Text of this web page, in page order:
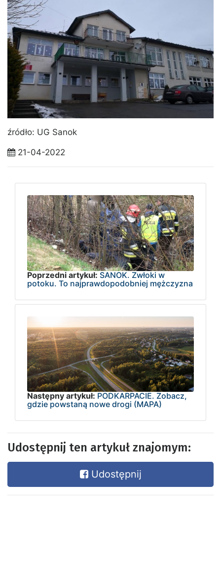
źródło: UG Sanok
21-04-2022
Poprzedni artykuł: SANOK. Zwłoki w
potoku. To najprawdopodobniej mężczyzna
Następny artykuł: PODKARPACIE. Zobacz,
gdzie powstaną nowe drogi (MAPA)
Udostępnij ten artykuł znajomym:
Udostępnij